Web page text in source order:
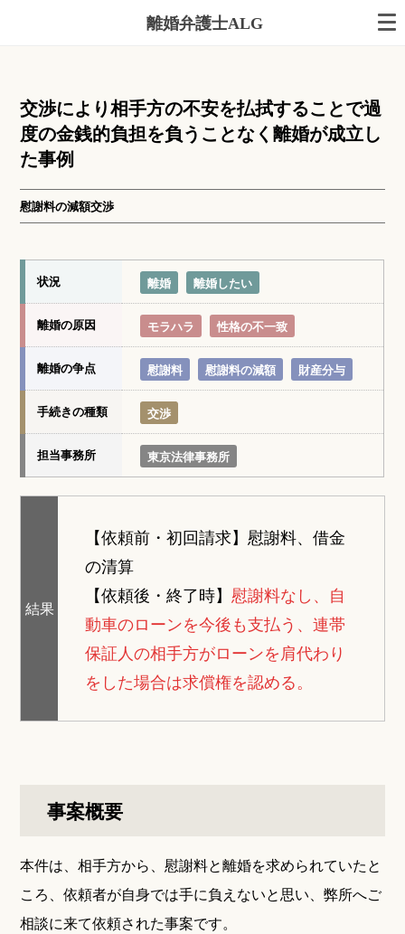
離婚弁護士ALG
交渉により相手方の不安を払拭することで過
度の金銭的負担を負うことなく離婚が成立し
た事例
慰謝料の減額交渉
状況 離婚 離婚したい
離婚の原因 モラハラ 性格の不一致
離婚の争点 慰謝料 慰謝料の減額 財産分与
手続きの種類 交渉
担当事務所 東京法律事務所
結果
【依頼前・初回請求】 慰謝料、借金
の清算
【依頼後・終了時】 慰謝料なし、自
動車のローンを今後も支払う、連帯
保証人の相手方がローンを肩代わり
をした場合は求償権を認める。
事案概要
本件は、相手方から、慰謝料と離婚を求められていたと
ころ、依頼者が自身では手に負えないと思い、弊所へご
相談に来て依頼された事案です。